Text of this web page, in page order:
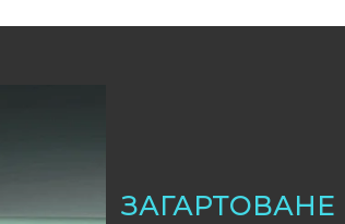
ЗАГАРТОВАНЕ